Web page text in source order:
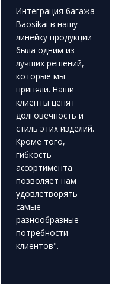
Интеграция багажа
Baosikai в нашу
линейку продукции
была одним из
лучших решений,
которые мы
приняли. Наши
клиенты ценят
долговечность и
стиль этих изделий.
Кроме того,
гибкость
ассортимента
позволяет нам
удовлетворять
самые
разнообразные
потребности
клиентов".